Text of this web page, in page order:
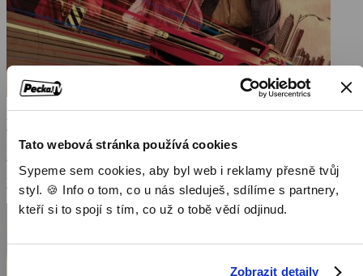
Tato webová stránka používá cookies
Sypeme sem cookies, aby byl web i reklamy přesně tvůj
styl. 🍪 Info o tom, co u nás sleduješ, sdílíme s partnery,
kteří si to spojí s tím, co už o tobě vědí odjinud.
Zobrazit detaily
Baby Driver
2017, Velká Británie, USA, 112 min
Filmy / Akční filmy / Dramatické filmy